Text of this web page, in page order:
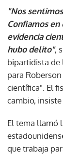
"Nos
Confiamos
evidencia
hubo delito",
bipartidista de
para
científica". El
cambio, insiste
El tema llamó
que trabaja